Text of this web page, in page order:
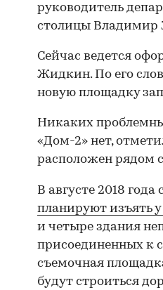
руководитель
столицы
Сейчас ведется
Жидкин. По его
новую площадку
Никаких
«Дом-2» нет,
расположен рядом
В августе 2018
планируют изъять
и четыре здания
присоединенных к
съемочная
будут строиться